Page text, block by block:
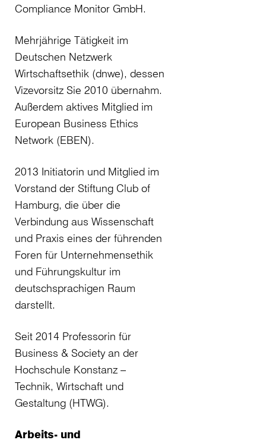
Compliance Monitor GmbH.
Mehrjährige Tätigkeit im
Deutschen Netzwerk
Wirtschaftsethik (dnwe), dessen
Vizevorsitz Sie 2010 übernahm.
Außerdem aktives Mitglied im
European Business Ethics
Network (EBEN).
2013 Initiatorin und Mitglied im
Vorstand der Stiftung Club of
Hamburg, die über die
Verbindung aus Wissenschaft
und Praxis eines der führenden
Foren für Unternehmensethik
und Führungskultur im
deutschsprachigen Raum
darstellt.
Seit 2014 Professorin für
Business & Society an der
Hochschule Konstanz –
Technik, Wirtschaft und
Gestaltung (HTWG).
Arbeits- und